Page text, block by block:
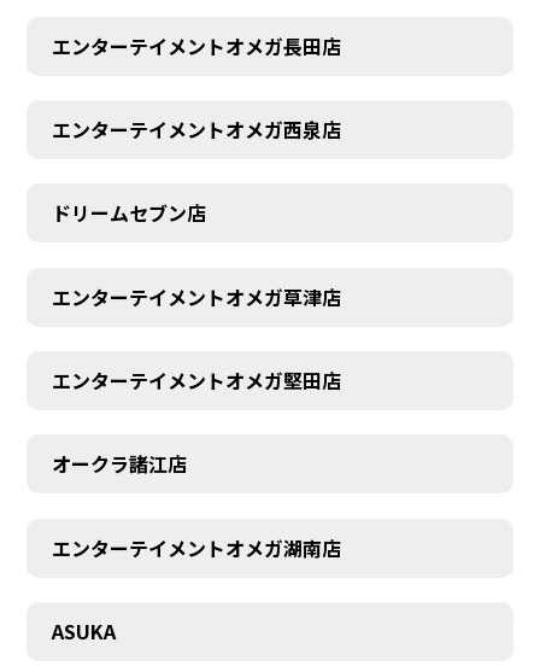
エンターテイメントオメガ長田店
エンターテイメントオメガ西泉店
ドリームセブン店
エンターテイメントオメガ草津店
エンターテイメントオメガ堅田店
オークラ諸江店
エンターテイメントオメガ湖南店
ASUKA